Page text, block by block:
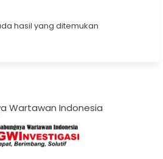
hasil yang ditemukan
Wartawan Indonesia